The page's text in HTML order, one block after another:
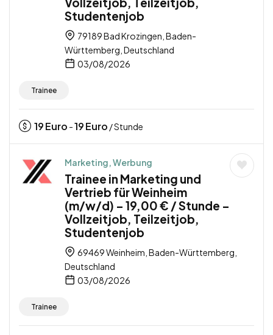
Studentenjob
79189 Bad Krozingen, Baden-
Württemberg, Deutschland
03/08/2026
Trainee
19Euro -19Euro / Stunde
Marketing, Werbung
Trainee in Marketing und
Vertrieb für Weinheim
(m/w/d) – 19,00 € / Stunde –
Vollzeitjob, Teilzeitjob,
Studentenjob
69469 Weinheim, Baden-Württemberg,
Deutschland
03/08/2026
Trainee